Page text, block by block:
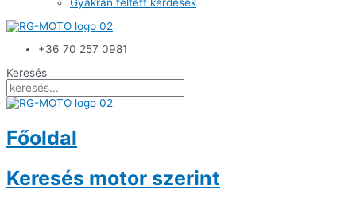
+36 70 257 0981
Keresés
Főoldal
Keresés motor szerint